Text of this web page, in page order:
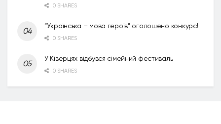
0 SHARES
“Українська – мова героїв” оголошено конкурс!
0 SHARES
У Ківерцях відбувся сімейний фестиваль
0 SHARES